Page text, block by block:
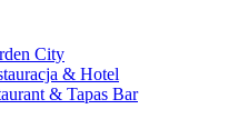
City
& Hotel
& Tapas Bar